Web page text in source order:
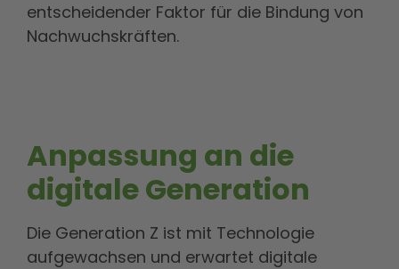
entscheidender Faktor für die Bindung von
Nachwuchskräften.
Anpassung an die
digitale Generation
Die Generation Z ist mit Technologie
aufgewachsen und erwartet digitale